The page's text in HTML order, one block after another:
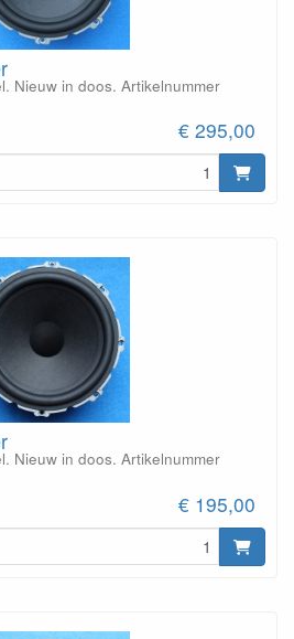
Nieuw in doos. Artikelnummer
€ 295,00
Nieuw in doos. Artikelnummer
€ 195,00